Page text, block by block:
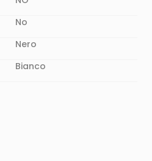
No
Nero
Bianco